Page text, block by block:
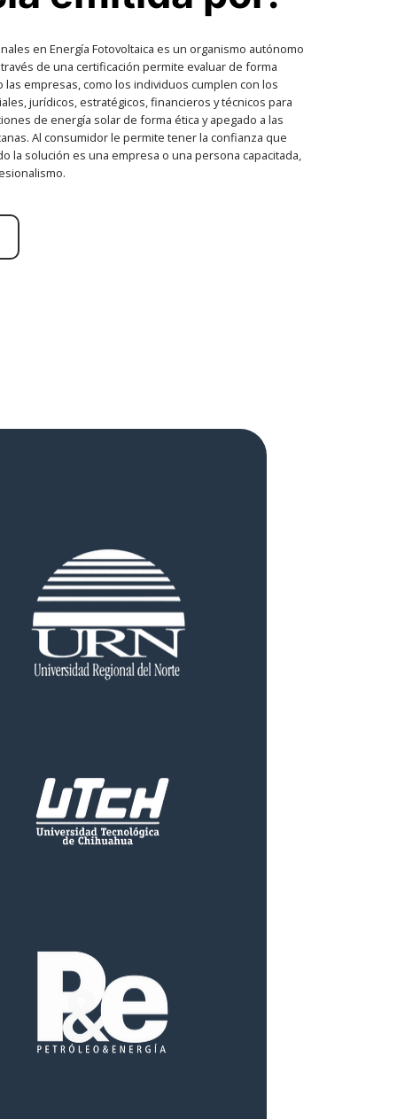
en Energía Fotovoltaica es un organismo autónomo
de una certificación permite evaluar de forma
empresas, como los individuos cumplen con los
jurídicos, estratégicos, financieros y técnicos para
de energía solar de forma ética y apegado a las
Al consumidor le permite tener la confianza que
la solución es una empresa o una persona capacitada,